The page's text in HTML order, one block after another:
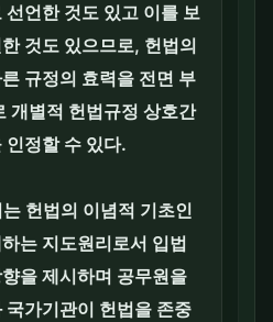
선언한 것도 있고 이를 보
것도 있으므로, 헌법의
규정의 효력을 전면 부
개별적 헌법규정 상호간
인정할 수 있다.
헌법의 이념적 기초인
는 지도원리로서 입법
을 제시하며 공무원을
국가기관이 헌법을 존중